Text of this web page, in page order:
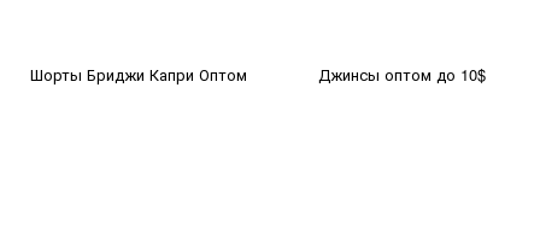
Шорты Бриджи Капри Оптом Джинсы оптом до 10$